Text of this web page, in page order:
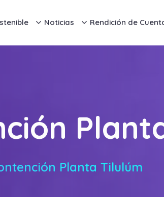
Noticias Rendición de
Planta Tilulúm